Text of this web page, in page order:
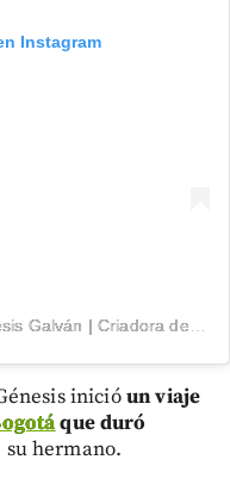
Instagram
Una publicación compartida de Génesis Galván | Criadora de Conteúdo (@genesisgalvan18)
inicióun viaje
que duró
hermano.